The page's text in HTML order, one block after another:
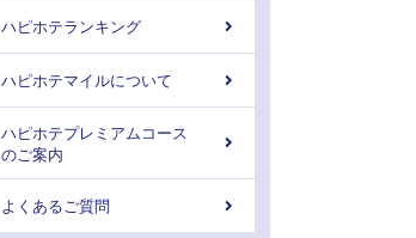
ハピホテランキング
ハピホテマイルについて
ハピホテプレミアムコース
のご案内
よくあるご質問